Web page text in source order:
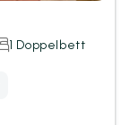
1 Doppelbett